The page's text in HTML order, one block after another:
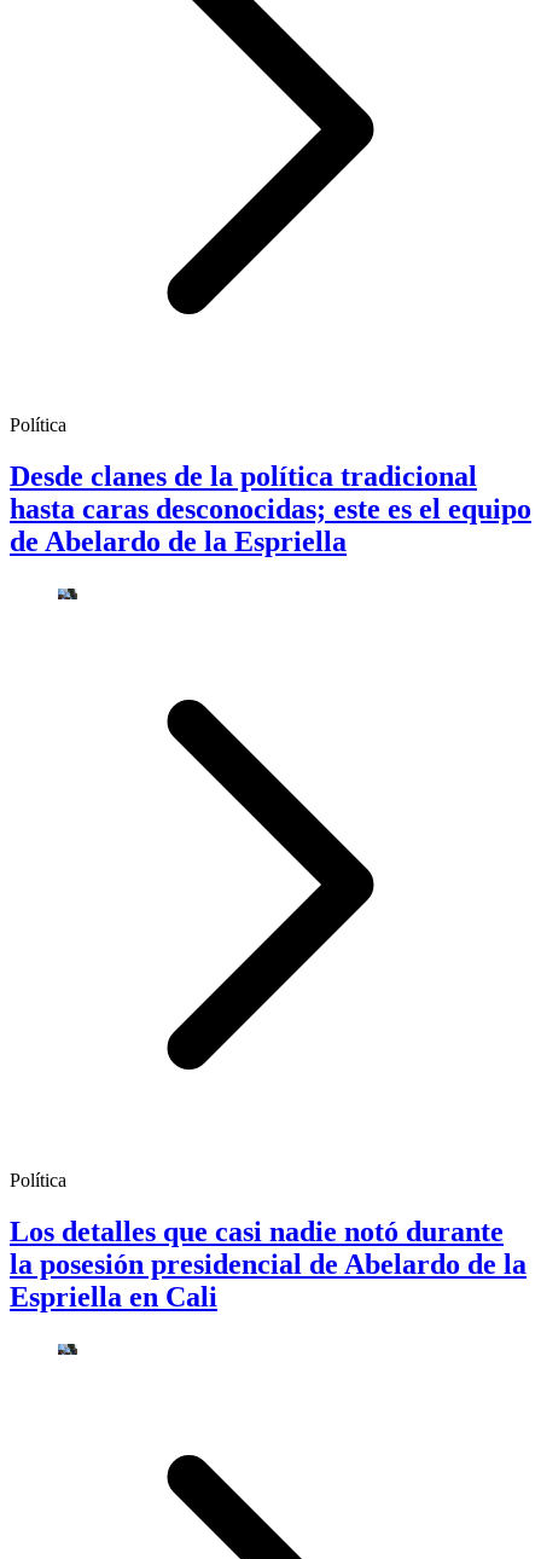
Política
Desde clanes de la política tradicional
hasta caras desconocidas; este es el equipo
de Abelardo de la Espriella
Política
Los detalles que casi nadie notó durante
la posesión presidencial de Abelardo de la
Espriella en Cali